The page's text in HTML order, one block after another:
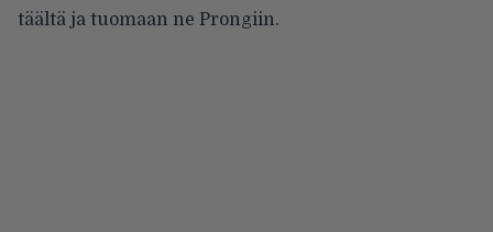
täältä ja tuomaan ne Prongiin.